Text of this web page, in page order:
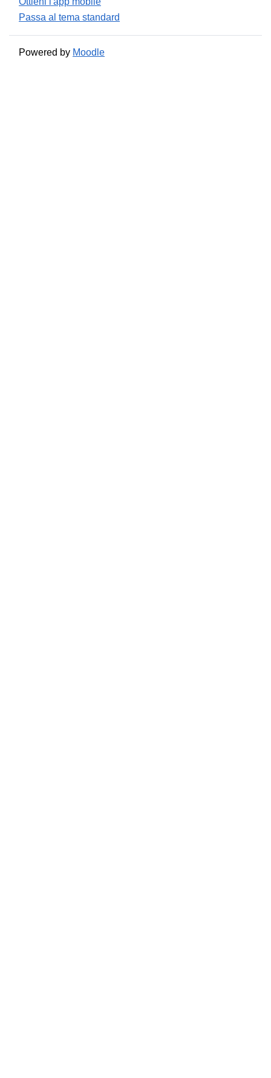
Passa al tema standard
Powered by Moodle